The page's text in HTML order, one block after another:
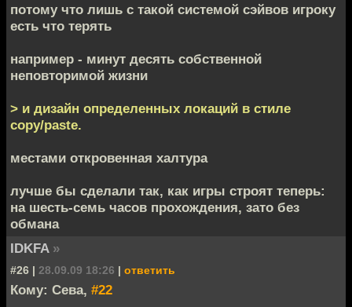
потому что лишь с такой системой сэйвов игроку
есть что терять
например - минут десять собственной
неповторимой жизни
> и дизайн определенных локаций в стиле
copy/paste.
местами откровенная халтура
лучше бы сделали так, как игры строят теперь:
на шесть-семь часов прохождения, зато без
обмана
IDKFA »
#26 | 28.09.09 18:26 | ответить
Кому: Сева, #22